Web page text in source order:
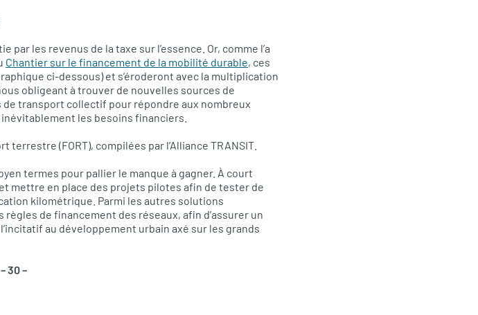
les revenus de la taxe sur l’essence. Or, comme l’a
Chantier sur le financement de la mobilité durable, ces
ci-dessous) et s’éroderont avec la multiplication
obligeant à trouver de nouvelles sources de
de transport collectif pour répondre aux nombreux
les besoins financiers.
(FORT), compilées par l’Alliance TRANSIT.
termes pour pallier le manque à gagner. À court
mettre en place des projets pilotes afin de tester de
kilométrique. Parmi les autres solutions
règles de financement des réseaux, afin d’assurer un
au développement urbain axé sur les grands
– 30 –